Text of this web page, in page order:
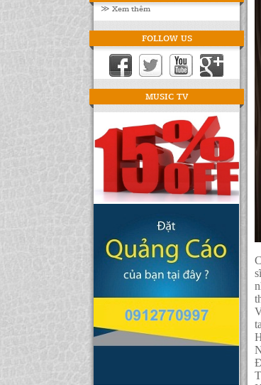
≫ Xem thêm
FOLLOW US
MUSIC TV